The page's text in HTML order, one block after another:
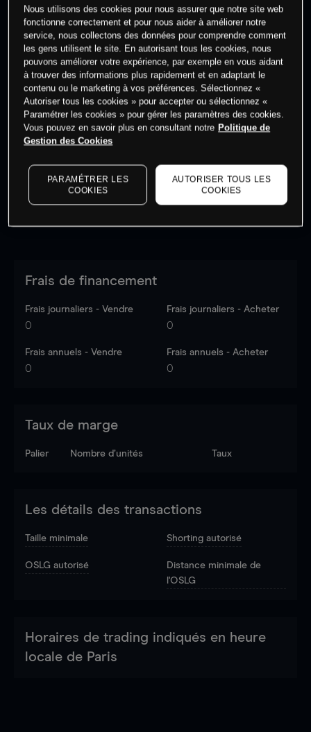
Commencez à trader
Les prix sont indicatifs.Connectez-vous pour voir les
dernières données du marché.
Frais de financement
Frais journaliers - Vendre
0
Frais journaliers - Acheter
0
Frais annuels - Vendre
0
Frais annuels - Acheter
0
Taux de marge
Palier Nombre d’unités Taux
Les détails des transactions
Taille minimale Shorting autorisé
OSLG autorisé
Distance minimale de
l'OSLG
Horaires de trading indiqués en heure
locale de Paris
Nous utilisons des cookies pour nous assurer que notre site web
fonctionne correctement et pour nous aider à améliorer notre
service, nous collectons des données pour comprendre comment
les gens utilisent le site. En autorisant tous les cookies, nous
pouvons améliorer votre expérience, par exemple en vous aidant
à trouver des informations plus rapidement et en adaptant le
contenu ou le marketing à vos préférences. Sélectionnez «
Autoriser tous les cookies » pour accepter ou sélectionnez «
Paramétrer les cookies » pour gérer les paramètres des cookies.
Vous pouvez en savoir plus en consultant notre Politique de
Gestion des Cookies
PARAMÉTRER LES
COOKIES
AUTORISER TOUS LES
COOKIES